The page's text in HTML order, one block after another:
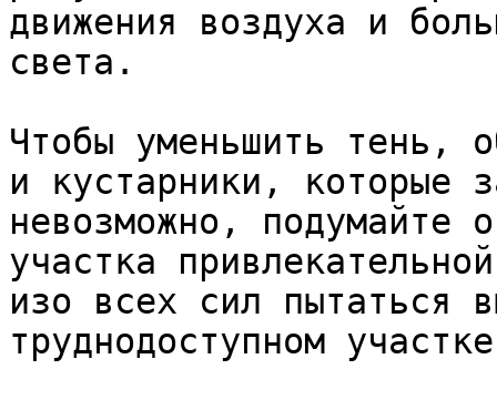
движения воздуха и
света.
Чтобы уменьшить тень,
и кустарники, которые
невозможно, подумайте
участка
изо всех сил пытаться
труднодоступном